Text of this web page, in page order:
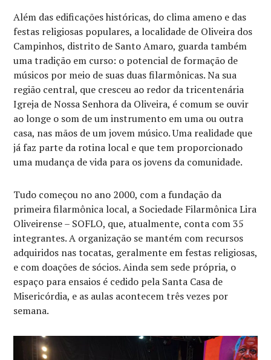
Além das edificações históricas, do clima ameno e das
festas religiosas populares, a localidade de Oliveira dos
Campinhos, distrito de Santo Amaro, guarda também
uma tradição em curso: o potencial de formação de
músicos por meio de suas duas filarmônicas. Na sua
região central, que cresceu ao redor da tricentenária
Igreja de Nossa Senhora da Oliveira, é comum se ouvir
ao longe o som de um instrumento em uma ou outra
casa, nas mãos de um jovem músico. Uma realidade que
já faz parte da rotina local e que tem proporcionado
uma mudança de vida para os jovens da comunidade.
Tudo começou no ano 2000, com a fundação da
primeira filarmônica local, a Sociedade Filarmônica Lira
Oliveirense – SOFLO, que, atualmente, conta com 35
integrantes. A organização se mantém com recursos
adquiridos nas tocatas, geralmente em festas religiosas,
e com doações de sócios. Ainda sem sede própria, o
espaço para ensaios é cedido pela Santa Casa de
Misericórdia, e as aulas acontecem três vezes por
semana.